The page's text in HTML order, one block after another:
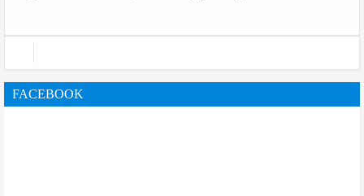
FACEBOOK